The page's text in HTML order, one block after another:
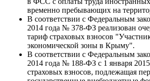
временно пребывающих на
В соответствии с Федеральным
2014 года № 378-ФЗ реализован
тариф страховых взносов
экономической зоны в Крыму".
В соответствии с Федеральным
2014 года № 188-ФЗ с 1 января
страховых взносов, подлежащая